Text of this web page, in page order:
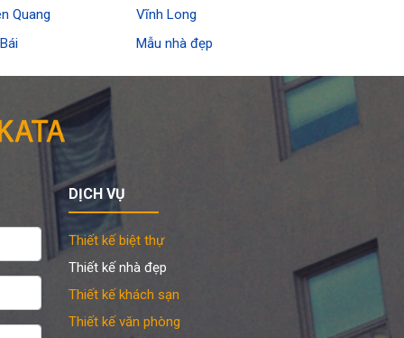
Quang
Vĩnh Long
Mẫu nhà đẹp
DỊCH VỤ
Thiết kế biệt thự
Thiết kế nhà đẹp
Thiết kế khách sạn
Thiết kế văn phòng